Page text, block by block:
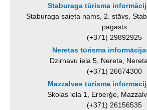
Staburaga tūrisma
Staburaga saieta nams, 2. stāvs,
pagasts
(+371) 29892925
Neretas tūrisma
Dzirnavu iela 5, Nereta,
(+371) 26674300
Mazzalves tūrisma
Skolas iela 1, Ērberģe,
(+371) 26156535